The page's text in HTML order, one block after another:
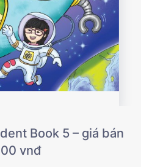
Book 5 – giá bán
vnđ